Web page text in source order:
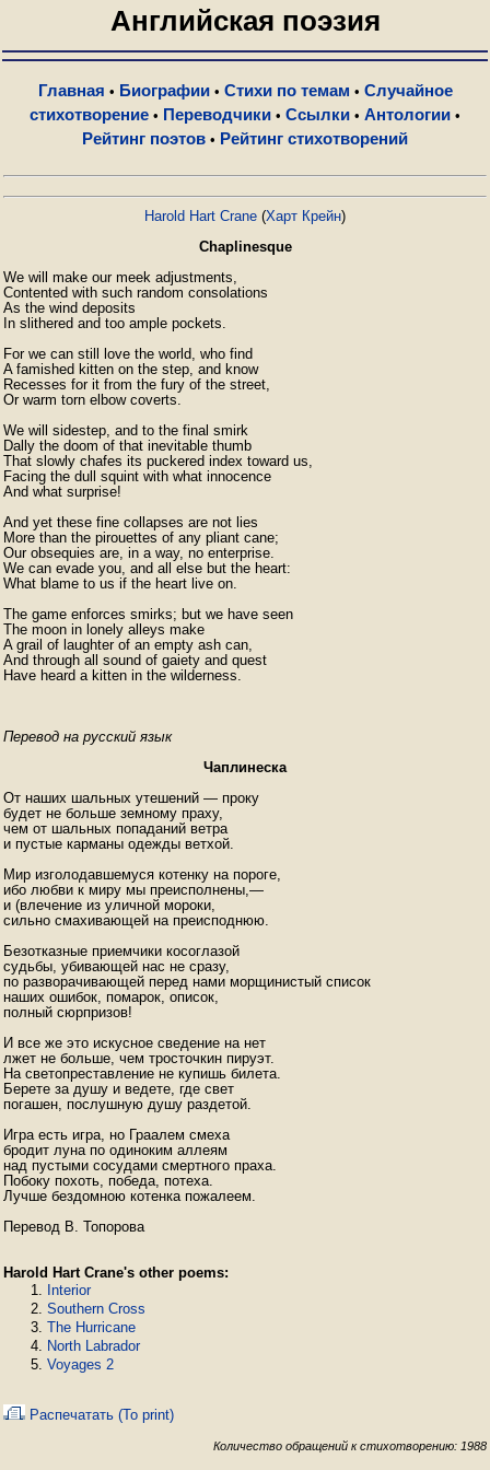
Английская поэзия
Главная • Биографии• Стихи по темам • Случайное
стихотворение • Переводчики • Ссылки • Антологии •
Рейтинг поэтов • Рейтинг стихотворений
Harold Hart Crane (Харт Крейн)
Chaplinesque
We will make our meek adjustments,
Contented with such random consolations
As the wind deposits
In slithered and too ample pockets.
For we can still love the world, who find
A famished kitten on the step, and know
Recesses for it from the fury of the street,
Or warm torn elbow coverts.
We will sidestep, and to the final smirk
Dally the doom of that inevitable thumb
That slowly chafes its puckered index toward us,
Facing the dull squint with what innocence
And what surprise!
And yet these fine collapses are not lies
More than the pirouettes of any pliant cane;
Our obsequies are, in a way, no enterprise.
We can evade you, and all else but the heart:
What blame to us if the heart live on.
The game enforces smirks; but we have seen
The moon in lonely alleys make
A grail of laughter of an empty ash can,
And through all sound of gaiety and quest
Have heard a kitten in the wilderness.
Перевод на русский язык
Чаплинеска
От наших шальных утешений — проку
будет не больше земному праху,
чем от шальных попаданий ветра
и пустые карманы одежды ветхой.
Мир изголодавшемуся котенку на пороге,
ибо любви к миру мы преисполнены,—
и (влечение из уличной мороки,
сильно смахивающей на преисподнюю.
Безотказные приемчики косоглазой
судьбы, убивающей нас не сразу,
по разворачивающей перед нами морщинистый список
наших ошибок, помарок, описок,
полный сюрпризов!
И все же это искусное сведение на нет
лжет не больше, чем тросточкин пируэт.
На светопреставление не купишь билета.
Берете за душу и ведете, где свет
погашен, послушную душу раздетой.
Игpa есть игра, но Граалем смеха
бродит луна по одиноким аллеям
над пустыми сосудами смертного праха.
Побоку похоть, победа, потеха.
Лучше бездомною котенка пожалеем.
Перевод В. Топорова
Harold Hart Crane's other poems:
Interior
Southern Cross
The Hurricane
North Labrador
Voyages 2
Распечатать (To print)
Количество обращений к стихотворению: 1988